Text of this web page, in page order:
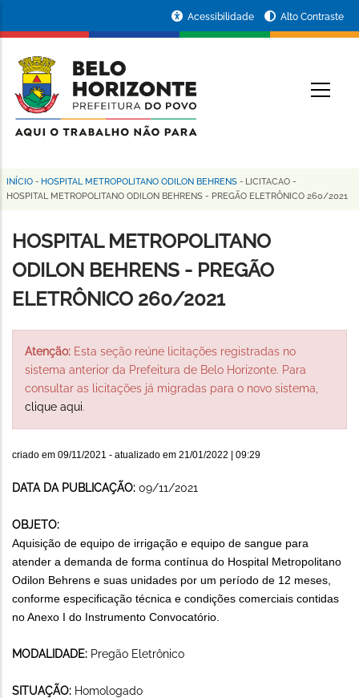
conteúdo
principal
da
Prefeitura
de
Horizonte
Acessibilidade Alto Contraste
Trilha
navegação
INÍCIO - HOSPITAL METROPOLITANO ODILON BEHRENS - LICITACAO -
HOSPITAL METROPOLITANO ODILON BEHRENS - PREGÃO ELETRÔNICO 260/2021
HOSPITAL METROPOLITANO
ODILON BEHRENS - PREGÃO
ELETRÔNICO 260/2021
Atenção: Esta seção reúne licitações registradas no
sistema anterior da Prefeitura de Belo Horizonte. Para
consultar as licitações já migradas para o novo sistema,
clique aqui.
criado em 09/11/2021 - atualizado em 21/01/2022 | 09:29
DATA DA PUBLICAÇÃO: 09/11/2021
OBJETO:
Aquisição de equipo de irrigação e equipo de sangue para
atender a demanda de forma contínua do Hospital Metropolitano
Odilon Behrens e suas unidades por um período de 12 meses,
conforme especificação técnica e condições comerciais contidas
no Anexo I do Instrumento Convocatório.
MODALIDADE: Pregão Eletrônico
SITUAÇÃO: Homologado